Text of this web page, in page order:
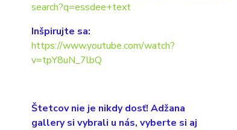
search?q=essdee+text
Inšpirujte sa:
https://www.youtube.com/watch?
v=tpY8uN_7lbQ
Štetcov nie je nikdy dosť! Adžana
gallery si vybrali u nás, vyberte si aj